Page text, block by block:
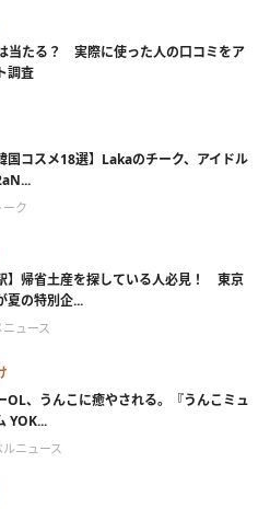
当たる？ 実際に使った人の口コミをア
調査
国コスメ18選】Lakaのチーク、アイドル
ーク
駅】帰省土産を探している人必見！ 東京
夏の特別企...
ュース
OL、うんこに癒やされる。『うんこミュ
YOK...
ニュース